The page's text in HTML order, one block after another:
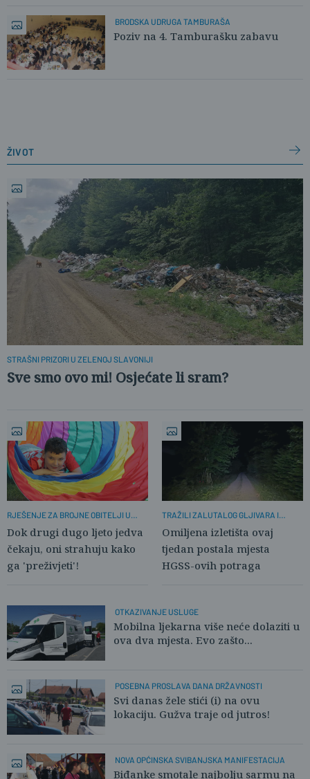
BRODSKA UDRUGA TAMBURAŠA
Poziv na 4. Tamburašku zabavu
život
STRAŠNI PRIZORI U ZELENOJ SLAVONIJI
Sve smo ovo mi! Osjećate li sram?
RJEŠENJE ZA BROJNE OBITELJI U
Dok drugi dugo ljeto jedva
čekaju, oni strahuju kako
ga 'preživjeti'!
TRAŽILI ZALUTALOG GLJIVARA I
Omiljena izletišta ovaj
tjedan postala mjesta
HGSS-ovih potraga
OTKAZIVANJE USLUGE
Mobilna ljekarna više neće dolaziti u
ova dva mjesta. Evo zašto...
POSEBNA PROSLAVA DANA DRŽAVNOSTI
Svi danas žele stići (i) na ovu
lokaciju. Gužva traje od jutros!
NOVA OPĆINSKA SVIBANJSKA MANIFESTACIJA
Biđanke smotale najbolju sarmu na